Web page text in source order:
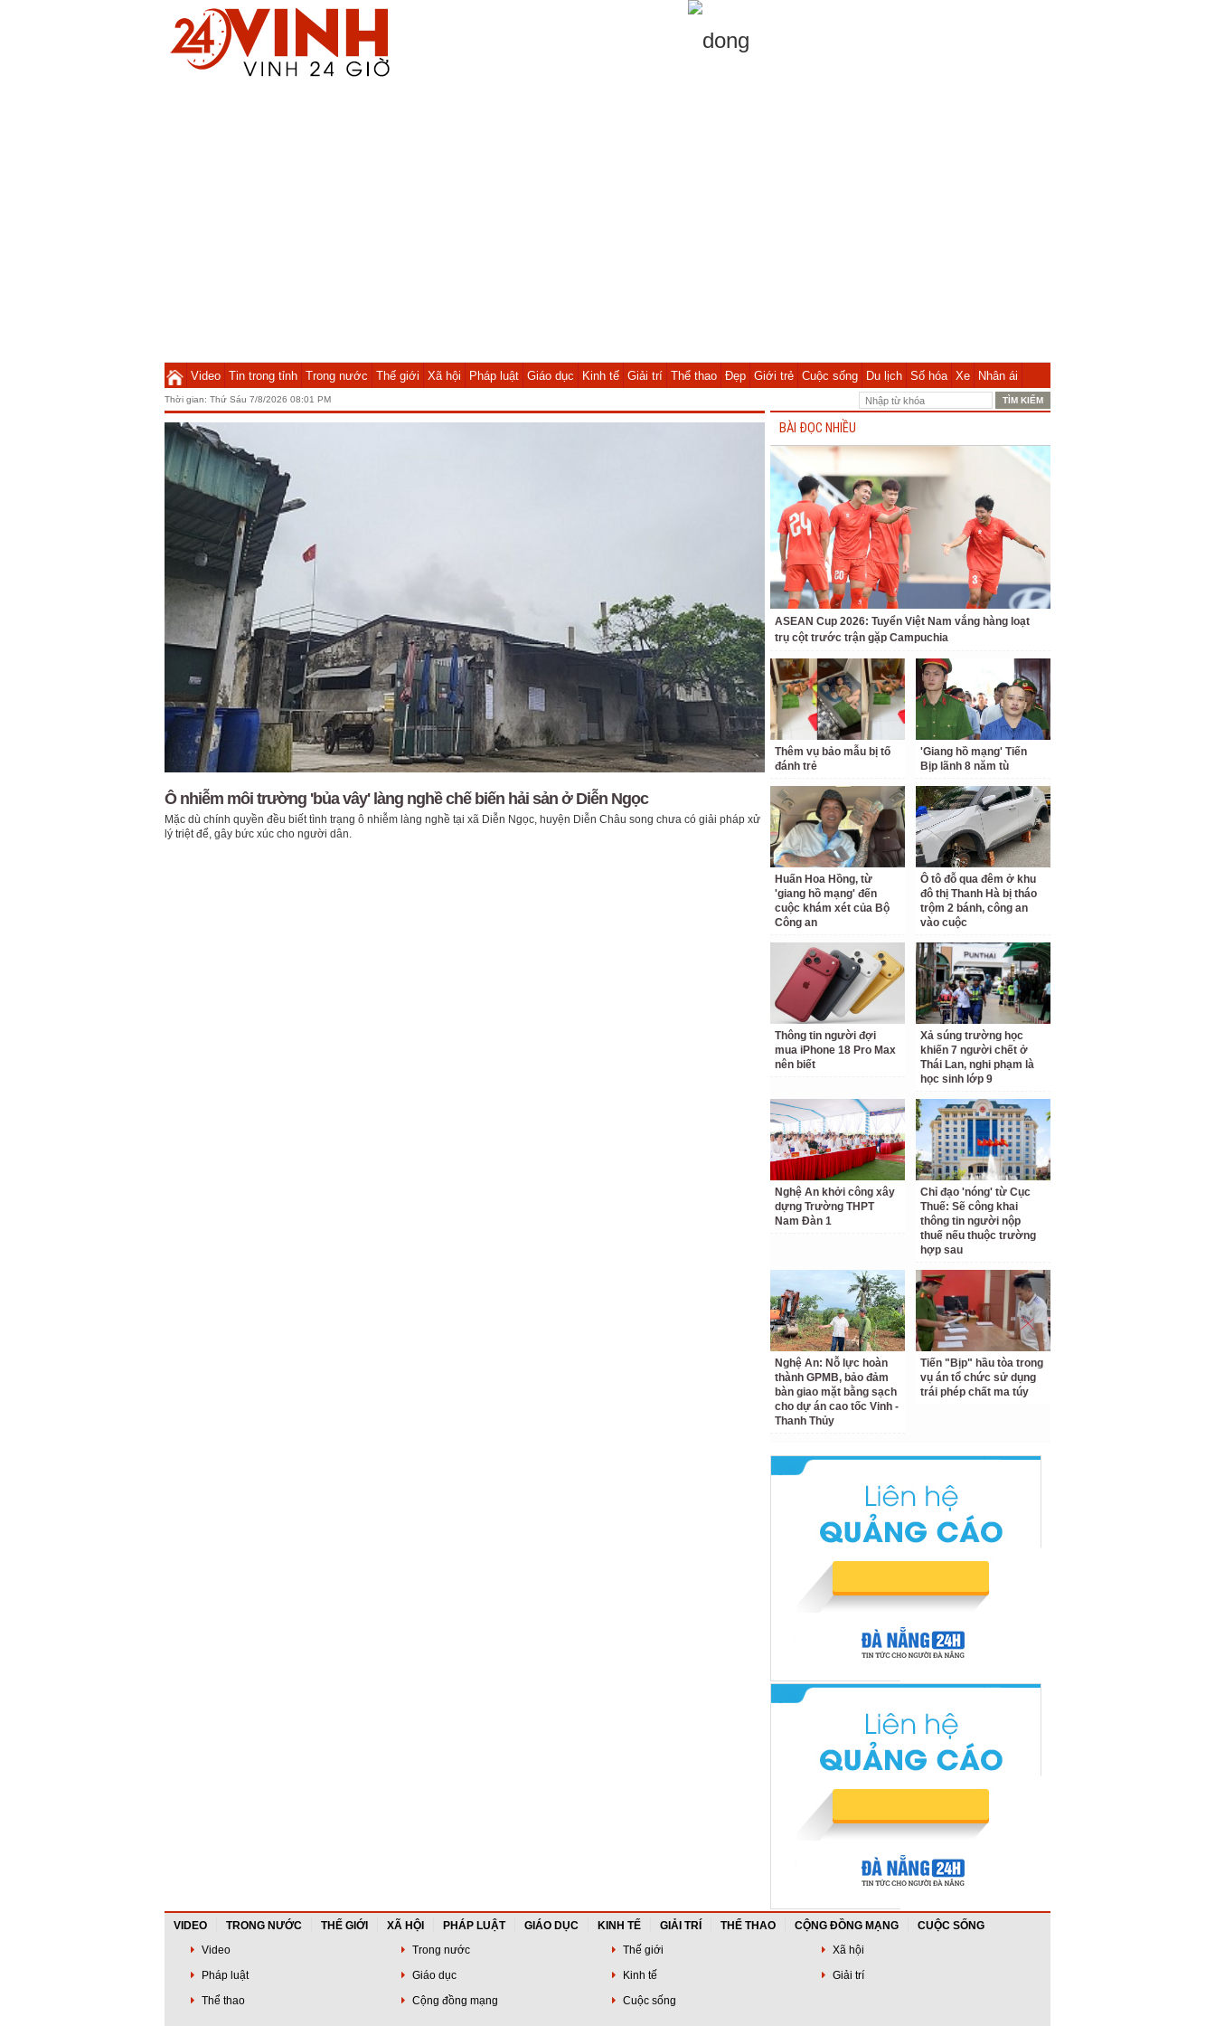
Video Tin trong tỉnh Trong nước Thế giới Xã hội Pháp luật Giáo dục Kinh tế Giải trí Thể thao Đẹp Giới trẻ Cuộc sống Du lịch Số hóa Xe Nhân ái
Thời gian: Thứ Sáu 7/8/2026 08:01 PM
Ô nhiễm môi trường 'bủa vây' làng nghề chế biến hải sản ở Diễn Ngọc
Mặc dù chính quyền đều biết tình trạng ô nhiễm làng nghề tại xã Diễn Ngọc, huyện Diễn Châu song chưa có giải pháp xử
lý triệt để, gây bức xúc cho người dân.
BÀI ĐỌC NHIỀU
ASEAN Cup 2026: Tuyển Việt Nam vắng hàng loạt
trụ cột trước trận gặp Campuchia
Thêm vụ bảo mẫu bị tố
đánh trẻ
'Giang hồ mạng' Tiến
Bịp lãnh 8 năm tù
Huấn Hoa Hồng, từ
'giang hồ mạng' đến
cuộc khám xét của Bộ
Công an
Ô tô đỗ qua đêm ở khu
đô thị Thanh Hà bị tháo
trộm 2 bánh, công an
vào cuộc
Thông tin người đợi
mua iPhone 18 Pro Max
nên biết
Xả súng trường học
khiến 7 người chết ở
Thái Lan, nghi phạm là
học sinh lớp 9
Nghệ An khởi công xây
dựng Trường THPT
Nam Đàn 1
Chỉ đạo 'nóng' từ Cục
Thuế: Sẽ công khai
thông tin người nộp
thuế nếu thuộc trường
hợp sau
Nghệ An: Nỗ lực hoàn
thành GPMB, bảo đảm
bàn giao mặt bằng sạch
cho dự án cao tốc Vinh -
Thanh Thủy
Tiến "Bịp" hầu tòa trong
vụ án tổ chức sử dụng
trái phép chất ma túy
VIDEO TRONG NƯỚC THẾ GIỚI XÃ HỘI PHÁP LUẬT GIÁO DỤC KINH TẾ GIẢI TRÍ THỂ THAO CỘNG ĐỒNG MẠNG
CUỘC SỐNG
Video
Trong nước Thế giới
Xã hội
Pháp luật
Giáo dục Kinh tế
Giải trí
Thể thao
Cộng đồng mạng Cuộc sống